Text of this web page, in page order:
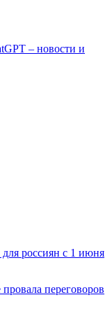
– новости и
россиян с 1 июня
переговоров